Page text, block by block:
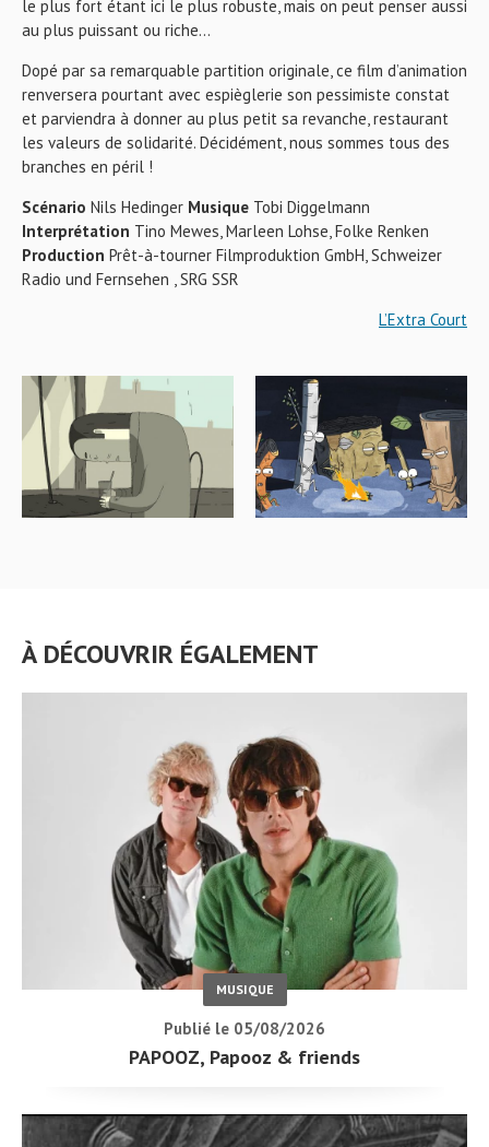
le plus fort étant ici le plus robuste, mais on peut penser aussi
au plus puissant ou riche…
Dopé par sa remarquable partition originale, ce film d’animation
renversera pourtant avec espièglerie son pessimiste constat
et parviendra à donner au plus petit sa revanche, restaurant
les valeurs de solidarité. Décidément, nous sommes tous des
branches en péril !
Scénario Nils Hedinger Musique Tobi Diggelmann
Interprétation Tino Mewes, Marleen Lohse, Folke Renken
Production Prêt-à-tourner Filmproduktion GmbH, Schweizer
Radio und Fernsehen , SRG SSR
L’Extra Court
À DÉCOUVRIR ÉGALEMENT
MUSIQUE
Publié le 05/08/2026
PAPOOZ, Papooz & friends